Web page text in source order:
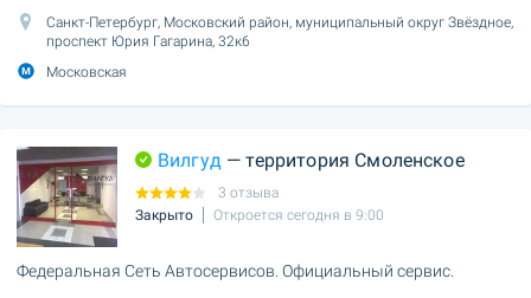
Санкт-Петербург, Московский район, муниципальный округ Звёздное,
проспект Юрия Гагарина, 32к6
Московская
Вилгуд — территория Смоленское
3 отзыва
Закрыто
Откроется сегодня в 9:00
Федеральная Сеть Автосервисов. Официальный сервис.